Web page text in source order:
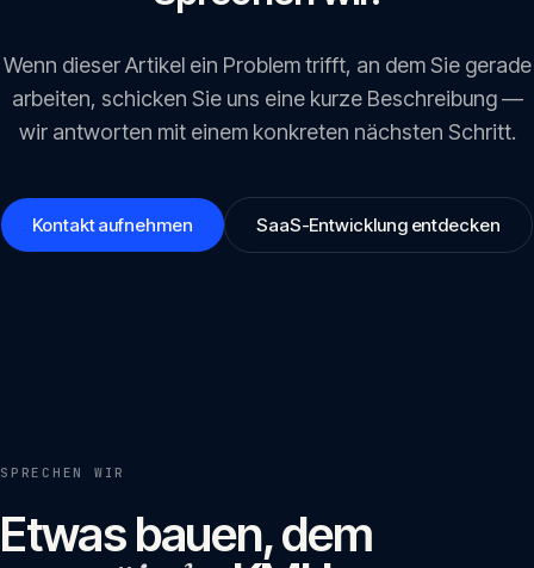
Wenn dieser Artikel ein Problem trifft, an dem Sie gerade
arbeiten, schicken Sie uns eine kurze Beschreibung —
wir antworten mit einem konkreten nächsten Schritt.
Kontakt aufnehmen SaaS-Entwicklung entdecken
SPRECHEN WIR
Etwas bauen, dem